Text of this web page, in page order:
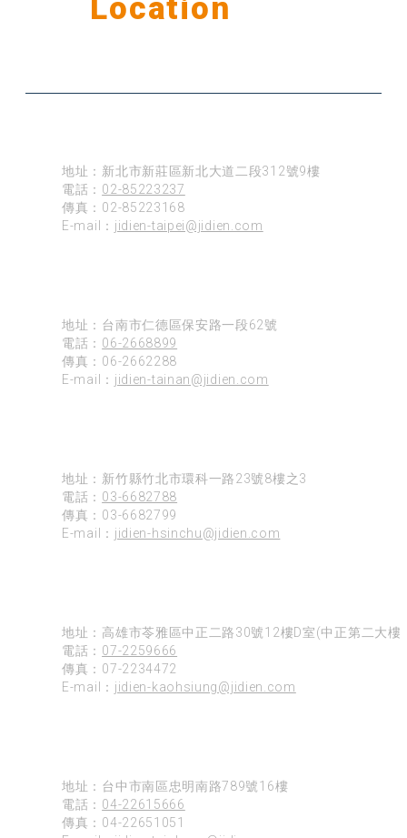
Location
地址：新北市新莊區新北大道二段312號9樓
電話： 02-85223237
傳真：02-85223168
E-mail： jidien-taipei@jidien.com
地址：台南市仁德區保安路一段62號
電話： 06-2668899
傳真：06-2662288
E-mail： jidien-tainan@jidien.com
地址：新竹縣竹北市環科一路23號8樓之3
電話： 03-6682788
傳真：03-6682799
E-mail： jidien-hsinchu@jidien.com
地址：高雄市苓雅區中正二路30號12樓D室(中正第二大樓)
電話： 07-2259666
傳真：07-2234472
E-mail： jidien-kaohsiung@jidien.com
地址：台中市南區忠明南路789號16樓
電話： 04-22615666
傳真：04-22651051